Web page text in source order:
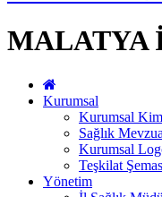
MALATYA
Kurumsal
Kurumsal
Sağlık
Kurumsal
Teşkilat
Yönetim